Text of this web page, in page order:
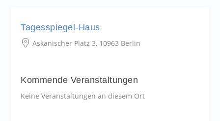
Tagesspiegel-Haus
Askanischer Platz 3, 10963 Berlin
Kommende Veranstaltungen
Keine Veranstaltungen an diesem Ort